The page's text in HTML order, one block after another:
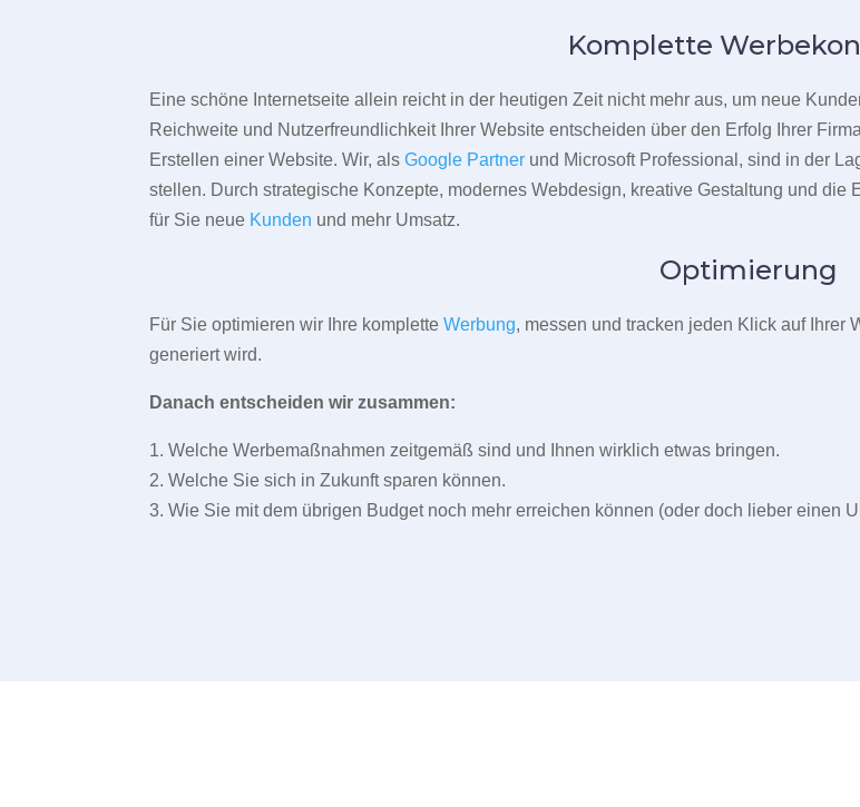
Komplette
Eine schöne Internetseite allein reicht in der heutigen Zeit nicht mehr aus, um neue
Reichweite und Nutzerfreundlichkeit Ihrer Website entscheiden über den Erfolg Ihrer
Erstellen einer Website. Wir, alsGoogle Partner und Microsoft Professional, sind in der
stellen. Durch strategische Konzepte, modernes Webdesign, kreative Gestaltung und die
für Sie neue Kunden und mehr Umsatz.
Optimierung
Für Sie optimieren wir Ihre kompletteWerbung, messen und tracken jeden Klick auf Ihrer
generiert wird.
Danach entscheiden wir zusammen:
1. Welche Werbemaßnahmen zeitgemäß sind und Ihnen wirklich etwas bringen.
2. Welche Sie sich in Zukunft sparen können.
3. Wie Sie mit dem übrigen Budget noch mehr erreichen können (oder doch lieber einen